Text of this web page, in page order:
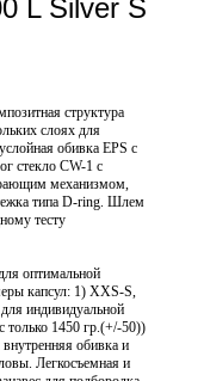
L Silver S
структура
слоях для
обивка EPS с
стекло CW-1 с
механизмом,
типа D-ring. Шлем
тесту
оптимальной
капсул: 1) XXS-S,
индивидуальной
только 1450 гр.(+/-50))
обивка и
Легкосъемная и